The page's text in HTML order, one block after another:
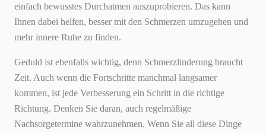
einfach bewusstes Durchatmen auszuprobieren. Das kann
Ihnen dabei helfen, besser mit den Schmerzen umzugehen und
mehr innere Ruhe zu finden.
Geduld ist ebenfalls wichtig, denn Schmerzlinderung braucht
Zeit. Auch wenn die Fortschritte manchmal langsamer
kommen, ist jede Verbesserung ein Schritt in die richtige
Richtung. Denken Sie daran, auch regelmäßige
Nachsorgetermine wahrzunehmen. Wenn Sie all diese Dinge